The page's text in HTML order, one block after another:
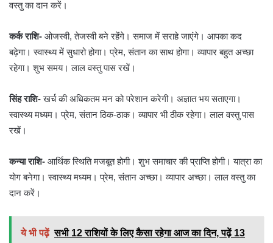
वस्तु का दान करें।
कर्क राशि- ओजस्वी, तेजस्वी बने रहेंगे। समाज में सराहे जाएंगे। आपका कद
बढ़ेगा। स्वास्थ्य में सुधारो होगा। प्रेम, संतान का साथ होगा। व्यापार बहुत अच्छा
रहेगा। शुभ समय। लाल वस्तु पास रखें।
सिंह राशि-खर्च की अधिकतम मन को परेशान करेगी। अज्ञात भय सताएगा।
स्वास्थ्य मध्यम। प्रेम, संतान ठिक-ठाक। व्यापार भी ठीक रहेगा। लाल वस्तु पास
रखें।
कन्या राशि- आर्थिक स्थिति मजबूत होगी। शुभ समाचार की प्राप्ति होगी। यात्रा का
योग बनेगा। स्वास्थ्य मध्यम। प्रेम, संतान अच्छा। व्यापार अच्छा। लाल वस्तु का
दान करें।
ये भी पढ़ें सभी 12 राशियों के लिए कैसा रहेगा आज का दिन, पढ़ें 13